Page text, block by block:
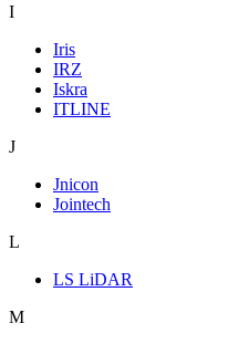
I
Iris
IRZ
Iskra
ITLINE
J
Jnicon
Jointech
L
LS LiDAR
M